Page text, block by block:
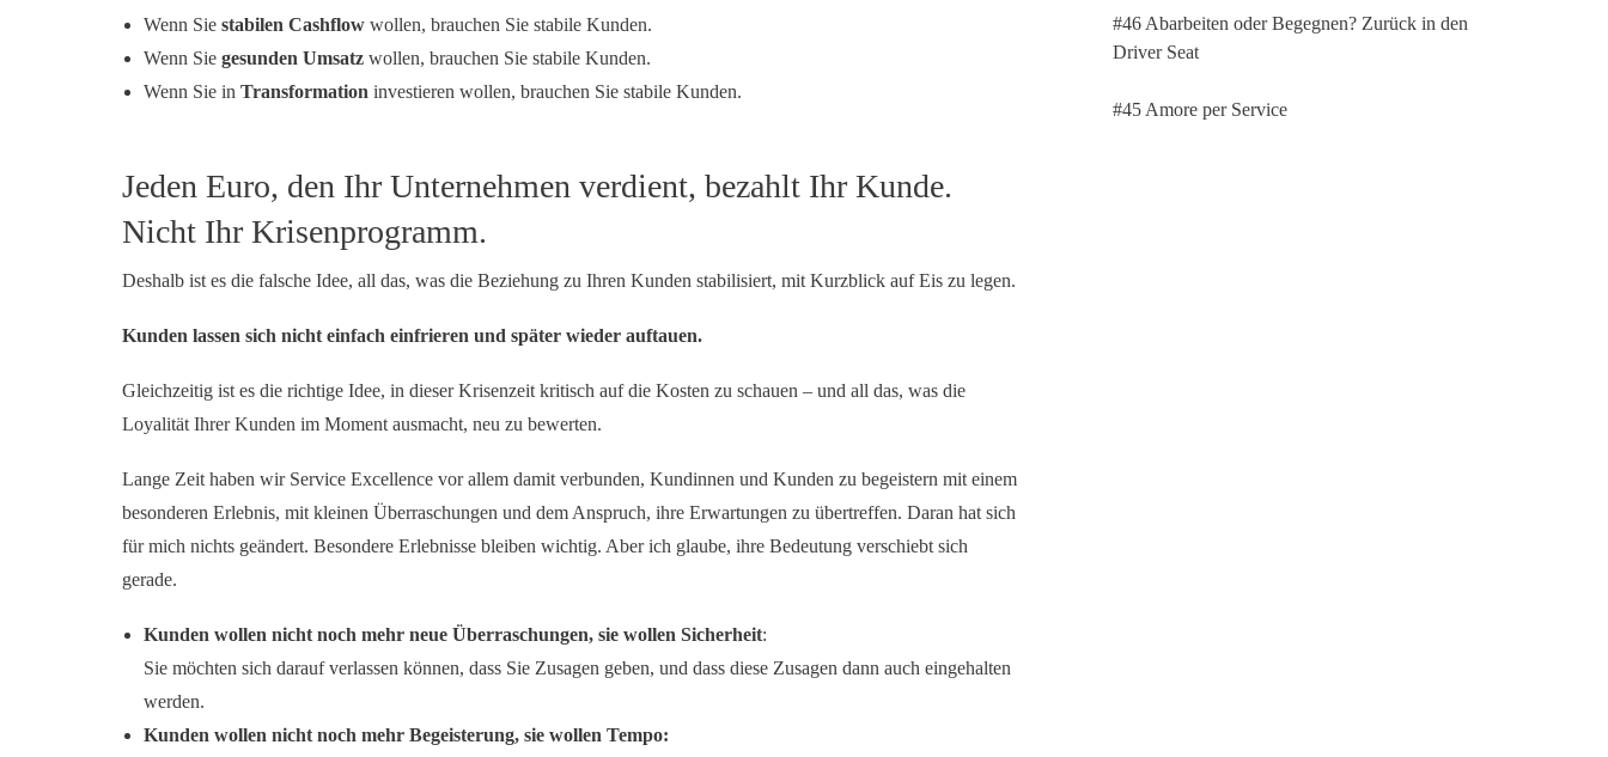
Wenn Sie stabilen Cashflow wollen, brauchen Sie stabile Kunden.
Wenn Sie gesunden Umsatz wollen, brauchen Sie stabile Kunden.
Wenn Sie in Transformation investieren wollen, brauchen Sie stabile Kunden.
Jeden Euro, den Ihr Unternehmen verdient, bezahlt Ihr Kunde.
Nicht Ihr Krisenprogramm.
Deshalb ist es die falsche Idee, all das, was die Beziehung zu Ihren Kunden stabilisiert, mit Kurzblick auf Eis zu legen.
Kunden lassen sich nicht einfach einfrieren und später wieder auftauen.
Gleichzeitig ist es die richtige Idee, in dieser Krisenzeit kritisch auf die Kosten zu schauen – und all das, was die
Loyalität Ihrer Kunden im Moment ausmacht, neu zu bewerten.
Lange Zeit haben wir Service Excellence vor allem damit verbunden, Kundinnen und Kunden zu begeistern mit einem
besonderen Erlebnis, mit kleinen Überraschungen und dem Anspruch, ihre Erwartungen zu übertreffen. Daran hat sich
für mich nichts geändert. Besondere Erlebnisse bleiben wichtig. Aber ich glaube, ihre Bedeutung verschiebt sich
gerade.
Kunden wollen nicht noch mehr neue Überraschungen, sie wollen Sicherheit:
Sie möchten sich darauf verlassen können, dass Sie Zusagen geben, und dass diese Zusagen dann auch eingehalten
werden.
Kunden wollen nicht noch mehr Begeisterung, sie wollen Tempo:
#46 Abarbeiten oder Begegnen? Zurück in den
Driver Seat
#45 Amore per Service